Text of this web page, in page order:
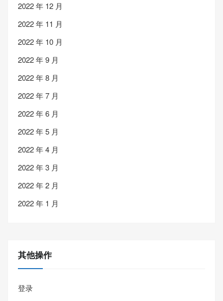
2022 年 12 月
2022 年 11 月
2022 年 10 月
2022 年 9 月
2022 年 8 月
2022 年 7 月
2022 年 6 月
2022 年 5 月
2022 年 4 月
2022 年 3 月
2022 年 2 月
2022 年 1 月
其他操作
登录